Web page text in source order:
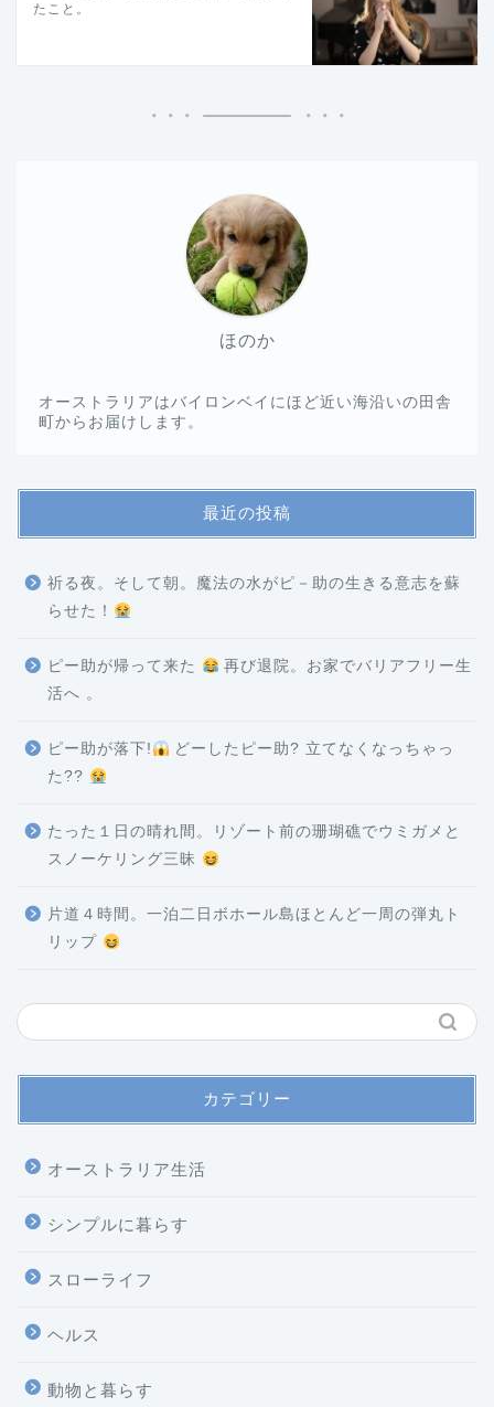
たこと。
ほのか
オーストラリアはバイロンベイにほど近い海沿いの田舎
町からお届けします。
最近の投稿
祈る夜。そして朝。魔法の水がピ－助の生きる意志を蘇
らせた！
ピー助が帰って来た
再び退院。お家でバリアフリー生
活へ 。
ピー助が落下!
どーしたピー助? 立てなくなっちゃっ
た??
たった１日の晴れ間。リゾート前の珊瑚礁でウミガメと
スノーケリング三昧
片道４時間。一泊二日ボホール島ほとんど一周の弾丸ト
リップ
カテゴリー
オーストラリア生活
シンプルに暮らす
スローライフ
ヘルス
動物と暮らす